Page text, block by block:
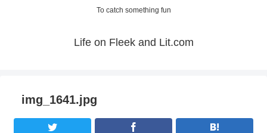
To catch something fun
Life on Fleek and Lit.com
img_1641.jpg